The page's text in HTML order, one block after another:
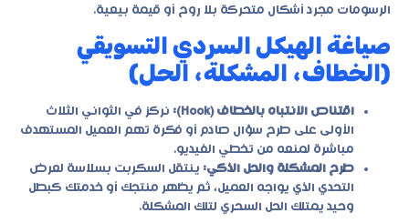
الرسومات مجرد أشكال متحركة بلا روح أو قيمة بيعية.
صياغة الهيكل السردي التسويقي
(الخطاف، المشكلة، الحل)
اقتناص الانتباه بالخطاف (Hook):
نركز في الثواني الثلاث
الأولى على طرح سؤال صادم أو فكرة تهم العميل المستهدف
مباشرة لمنعه من تخطي الفيديو.
طرح المشكلة والحل الذكي: ينتقل السكربت بسلاسة لعرض
التحدي الذي يواجه العميل، ثم يظهر منتجك أو خدمتك كبطل
وحيد يمتلك الحل السحري لتلك المشكلة.